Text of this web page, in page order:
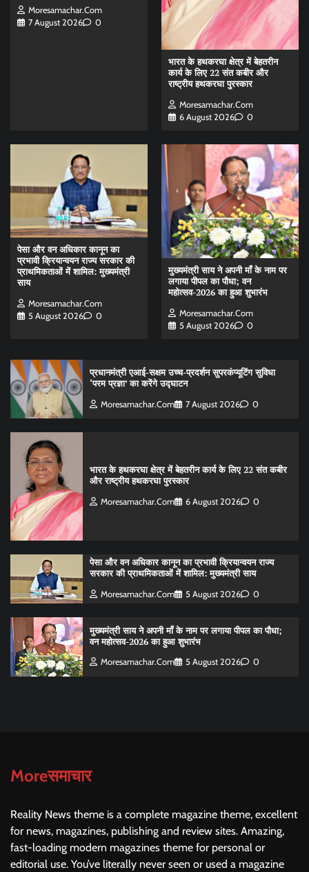
Moresamachar.com
7 August 2026
0
भारत के हथकरघा क्षेत्र में बेहतरीन
कार्य के लिए 22 संत कबीर और
राष्ट्रीय हथकरघा पुरस्कार
Moresamachar.com
6 August 2026
0
पेसा और वन अधिकार कानून का
प्रभावी क्रियान्वयन राज्य सरकार की
प्राथमिकताओं में शामिल: मुख्यमंत्री
साय
Moresamachar.com
5 August 2026
0
मुख्यमंत्री साय ने अपनी माँ के नाम पर
लगाया पीपल का पौधा; वन
महोत्सव-2026 का हुआ शुभारंभ
Moresamachar.com
5 August 2026
0
प्रधानमंत्री एआई-सक्षम उच्च-प्रदर्शन सुपरकंप्यूटिंग सुविधा
‘परम प्रज्ञा’ का करेंगे उद्घाटन
Moresamachar.com 7 August 2026 0
भारत के हथकरघा क्षेत्र में बेहतरीन कार्य के लिए 22 संत कबीर
और राष्ट्रीय हथकरघा पुरस्कार
Moresamachar.com 6 August 2026 0
पेसा और वन अधिकार कानून का प्रभावी क्रियान्वयन राज्य
सरकार की प्राथमिकताओं में शामिल: मुख्यमंत्री साय
Moresamachar.com 5 August 2026 0
मुख्यमंत्री साय ने अपनी माँ के नाम पर लगाया पीपल का पौधा;
वन महोत्सव-2026 का हुआ शुभारंभ
Moresamachar.com 5 August 2026 0
Moreसमाचार
Reality News theme is a complete magazine theme, excellent
for news, magazines, publishing and review sites. Amazing,
fast-loading modern magazines theme for personal or
editorial use. You’ve literally never seen or used a magazine